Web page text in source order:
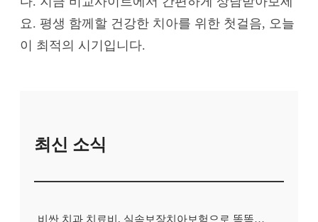
요. 평생 함께할 건강한 치아를 위한 첫걸음, 오늘
이 최적의 시기입니다.
최신 소식
비싼 치과 치료비, 실속보장치아보험으로 똑똑하게 대비하는 방법